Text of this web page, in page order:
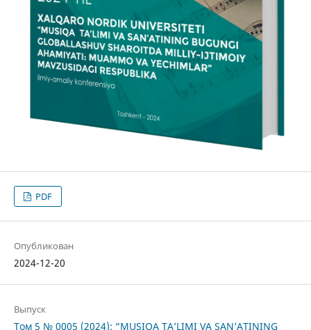
PDF
Опубликован
2024-12-20
Выпуск
Том 5 № 0005 (2024): “MUSIQA TA’LIMI VA SAN’ATINING